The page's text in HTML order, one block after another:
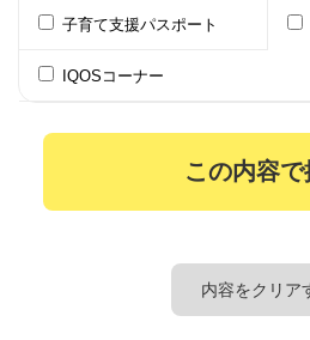
子育て支援パスポート
IQOSコーナー